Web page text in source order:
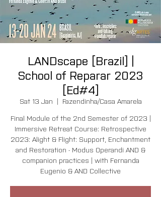
LANDscape [Brazil] |
School of Reparar 2023
[Ed#4]
Sat 13 Jan
  |
Fazendinha/Casa Amarela
Final Module of the 2nd Semester of 2023 |
Immersive Retreat Course: Retrospective
2023: Alight & Flight: Support, Enchantment
and Restoration - Modus Operandi AND &
companion practices | with Fernanda
Eugenio & AND Collective